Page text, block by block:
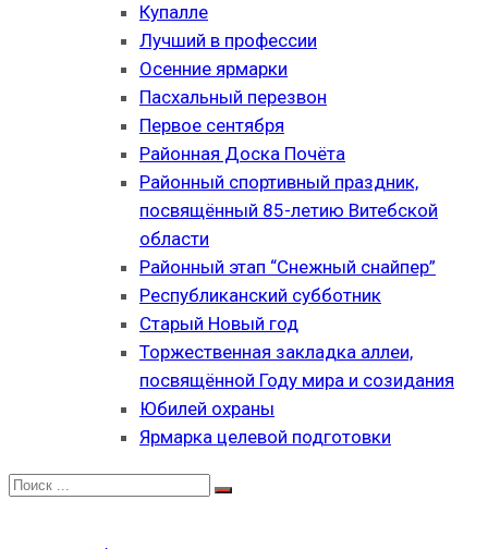
Купалле
Лучший в профессии
Осенние ярмарки
Пасхальный перезвон
Первое сентября
Районная Доска Почёта
Районный спортивный праздник,
посвящённый 85-летию Витебской
области
Районный этап “Снежный снайпер”
Республиканский субботник
Старый Новый год
Торжественная закладка аллеи,
посвящённой Году мира и созидания
Юбилей охраны
Ярмарка целевой подготовки